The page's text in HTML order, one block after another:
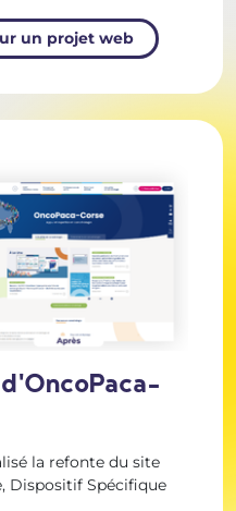
un projet web
la refonte du site
Dispositif Spécifique